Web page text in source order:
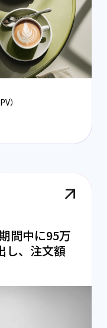
）
間中に95万
し、注文額